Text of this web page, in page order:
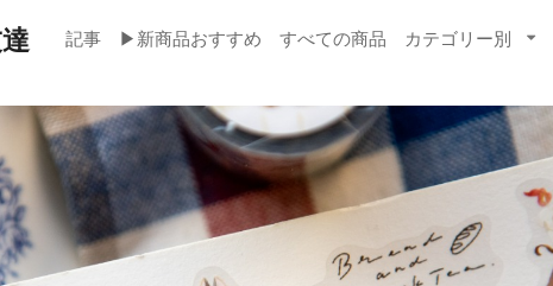
記事 ▶新商品おすすめ すべての商品 カテゴリー別